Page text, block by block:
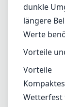
Schneller
Gute
Nachteile
Maximale
Etwas